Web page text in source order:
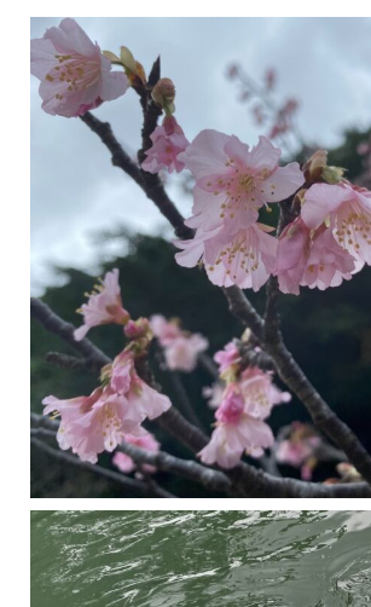
2月の沖縄は桜の季節です♪ こちらは日本で最も咲くのが早い桜 「カンヒザクラ」となって